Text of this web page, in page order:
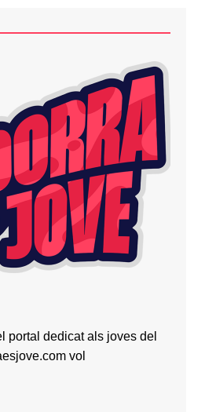
portal dedicat als joves del
vol